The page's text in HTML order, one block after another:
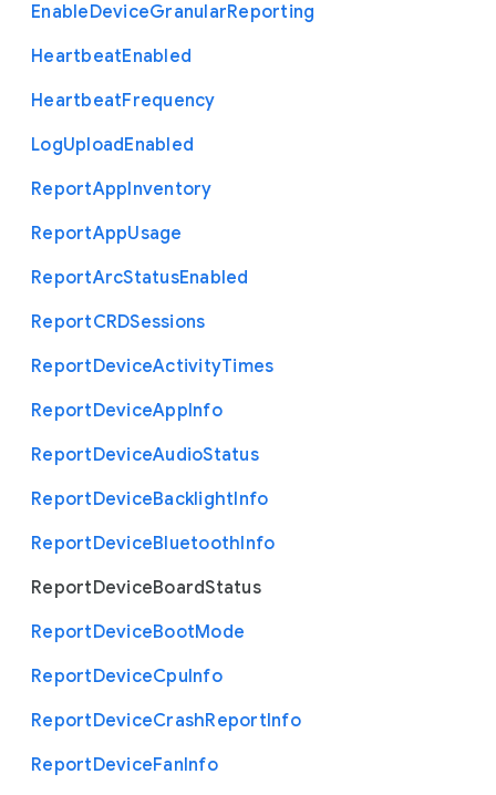
EnableDeviceGranularReporting
HeartbeatEnabled
HeartbeatFrequency
LogUploadEnabled
ReportAppInventory
ReportAppUsage
ReportArcStatusEnabled
ReportCRDSessions
ReportDeviceActivityTimes
ReportDeviceAppInfo
ReportDeviceAudioStatus
ReportDeviceBacklightInfo
ReportDeviceBluetoothInfo
ReportDeviceBoardStatus
ReportDeviceBootMode
ReportDeviceCpuInfo
ReportDeviceCrashReportInfo
ReportDeviceFanInfo